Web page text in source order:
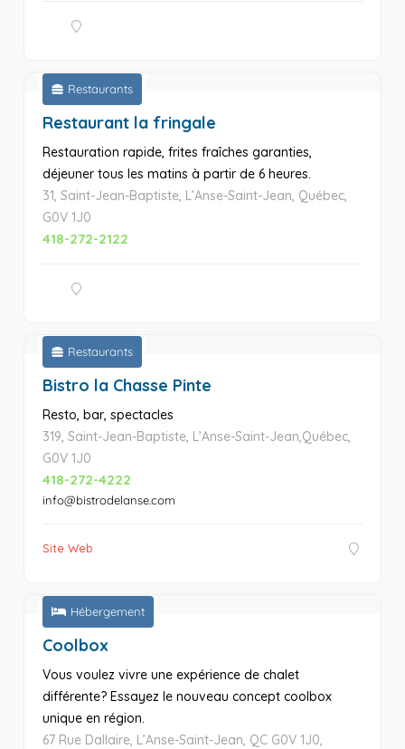
Restaurants
Restaurant la fringale
Restauration rapide, frites fraîches garanties,
déjeuner tous les matins à partir de 6 heures.
31, Saint-Jean-Baptiste, L’Anse-Saint-Jean, Québec,
G0V 1J0
418-272-2122
Restaurants
Bistro la Chasse Pinte
Resto, bar, spectacles
319, Saint-Jean-Baptiste, L’Anse-Saint-Jean,Québec,
G0V 1J0
418-272-4222
info@bistrodelanse.com
Site Web
Hébergement
Coolbox
Vous voulez vivre une expérience de chalet
différente? Essayez le nouveau concept coolbox
unique en région.
67 Rue Dallaire, L’Anse-Saint-Jean, QC G0V 1J0,